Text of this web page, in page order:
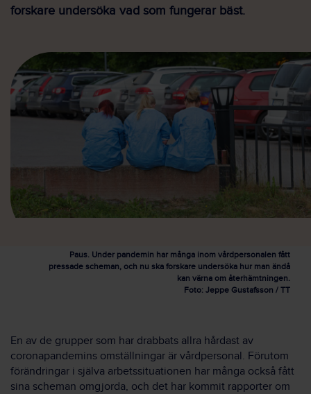
forskare undersöka vad som fungerar bäst.
Paus. Under pandemin har många inom vårdpersonalen fått
pressade scheman, och nu ska forskare undersöka hur man ändå
kan värna om återhämtningen.
Foto: Jeppe Gustafsson / TT
En av de grupper som har drabbats allra hårdast av
coronapandemins omställningar är vårdpersonal. Förutom
förändringar i själva arbetssituationen har många också fått
sina scheman omgjorda, och det har kommit rapporter om